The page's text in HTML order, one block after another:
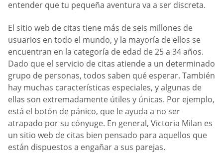
entender que tu pequeña aventura va a ser discreta.
El sitio web de citas tiene más de seis millones de
usuarios en todo el mundo, y la mayoría de ellos se
encuentran en la categoría de edad de 25 a 34 años.
Dado que el servicio de citas atiende a un determinado
grupo de personas, todos saben qué esperar. También
hay muchas características especiales, y algunas de
ellas son extremadamente útiles y únicas. Por ejemplo,
está el botón de pánico, que le ayuda a no ser
atrapado por su cónyuge. En general, Victoria Milan es
un sitio web de citas bien pensado para aquellos que
están dispuestos a engañar a sus parejas.